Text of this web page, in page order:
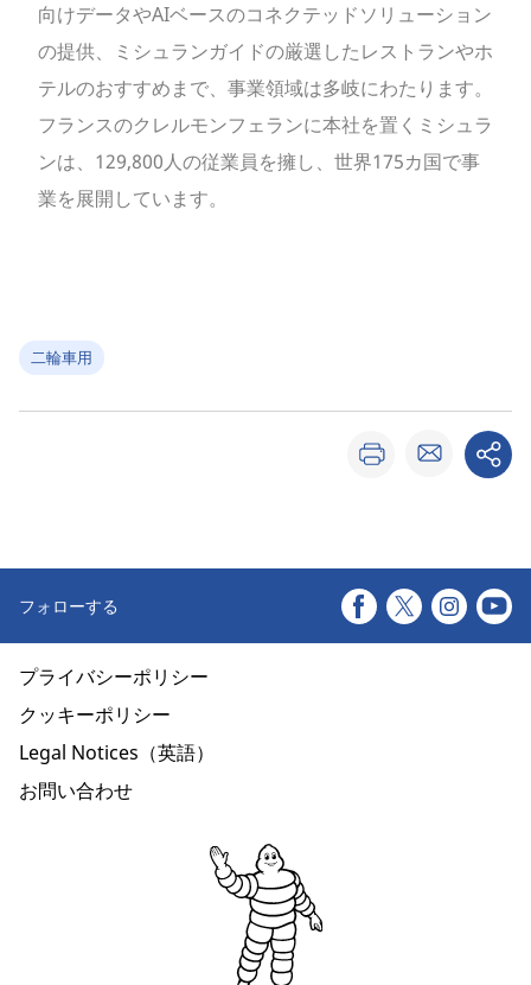
向けデータやAIベースのコネクテッドソリューション
の提供、ミシュランガイドの厳選したレストランやホ
テルのおすすめまで、事業領域は多岐にわたります。
フランスのクレルモンフェランに本社を置くミシュラ
ンは、129,800人の従業員を擁し、世界175カ国で事
業を展開しています。
二輪車用
フォローする
プライバシーポリシー
クッキーポリシー
Legal Notices（英語）
お問い合わせ